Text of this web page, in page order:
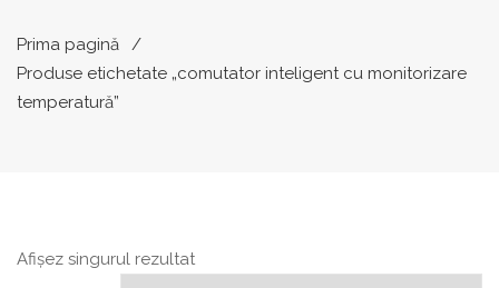
Prima pagină
Produse etichetate „comutator inteligent cu monitorizare
temperatură”
Afișez singurul rezultat